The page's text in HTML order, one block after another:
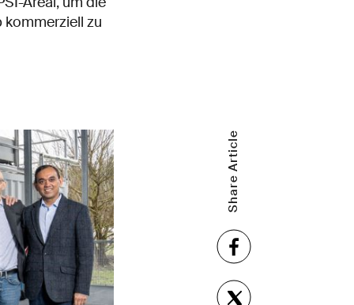
kommerziell zu
Share Article